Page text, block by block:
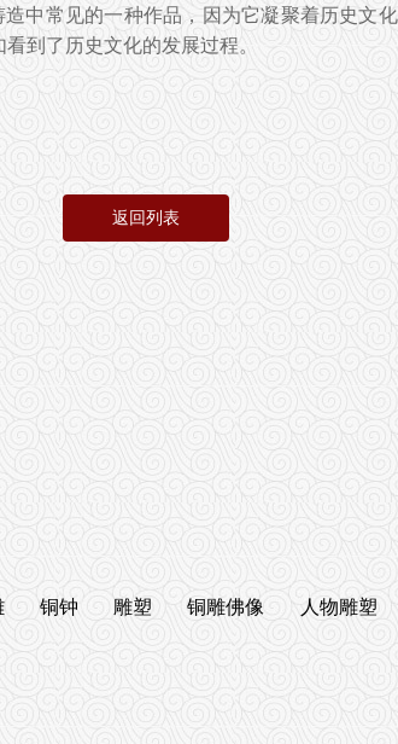
中常见的一种作品，因为它凝聚着历史文
到了历史文化的发展过程。
返回列表
铜钟 雕塑 铜雕佛像 人物雕塑